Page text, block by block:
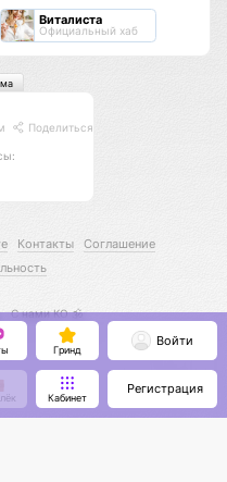
Виталиста
Официальный хаб
Поделиться
Контакты
Соглашение
С нами КО 🕉️
Гринд
Кабинет
Войти
Регистрация